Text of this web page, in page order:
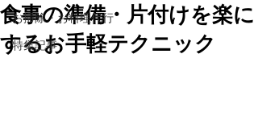
お掃除・お料理代行
特集記事
食事の準備・片付けを楽に
するお手軽テクニック